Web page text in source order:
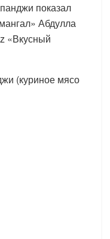
показал
Абдулла
«Вкусный
(куриное мясо